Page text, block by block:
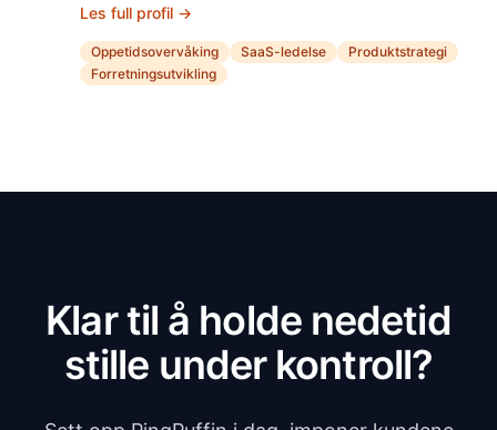
Les full profil →
Oppetidsovervåking SaaS-ledelse
Produktstrategi
Forretningsutvikling
Klar til å holde nedetid
stille under kontroll?